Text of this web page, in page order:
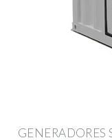
GENERADORES